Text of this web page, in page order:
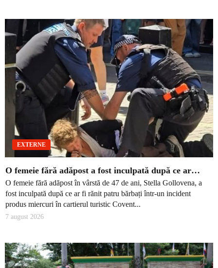
EXTERNE
O femeie fără adăpost a fost inculpată după ce ar…
O femeie fără adăpost în vârstă de 47 de ani, Stella Gollovena, a
fost inculpată după ce ar fi rănit patru bărbați într-un incident
produs miercuri în cartierul turistic Covent...
7 august 2026